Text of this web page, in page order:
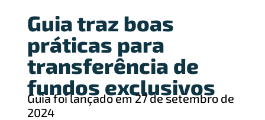
Guia traz boas
práticas para
transferência de
fundos exclusivos
Guia foi lançado em 27 de setembro de
2024